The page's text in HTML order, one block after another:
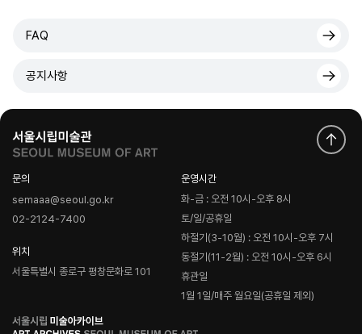
FAQ
공지사항
문의
semaaa@seoul.go.kr
02-2124-7400
위치
서울특별시 종로구 평창문화로 101
운영시간
화-금 : 오전 10시-오후 8시
토/일/공휴일
하절기(3-10월) : 오전 10시-오후 7시
동절기(11-2월) : 오전 10시-오후 6시
휴관일
1월 1일/매주 월요일(공휴일 제외)
로
고